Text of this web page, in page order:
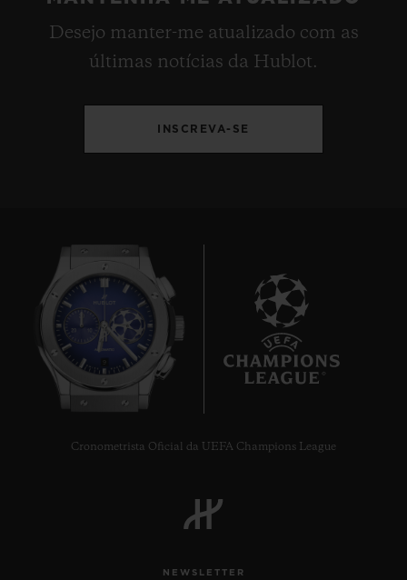
Desejo manter-me atualizado com as
últimas notícias da Hublot.
INSCREVA-SE
Cronometrista Oficial da UEFA Champions League
NEWSLETTER